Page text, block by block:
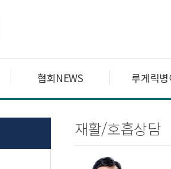
협회NEWS 루게릭
재활/호흡상담